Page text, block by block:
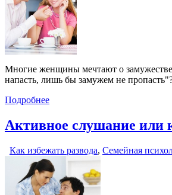
Многие женщины мечтают о замужестве
напасть, лишь бы замужем не
Подробнее
Активное слушание или
Как избежать развода, Семейная